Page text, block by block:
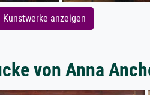
anzeigen
von Anna